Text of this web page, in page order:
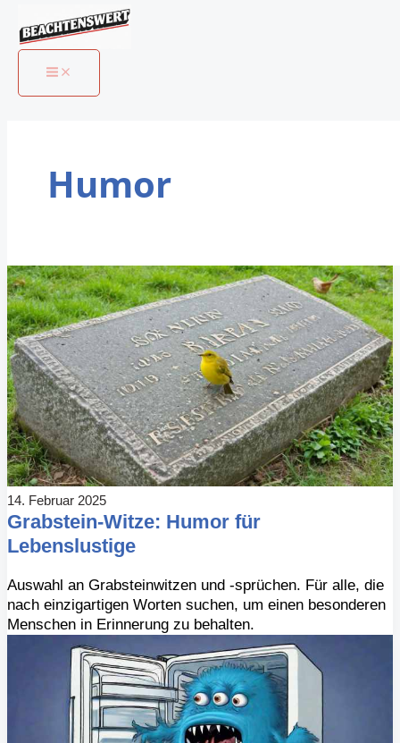
Humor
14. Februar 2025
Grabstein-Witze: Humor für
Lebenslustige
Auswahl an Grabsteinwitzen und -sprüchen. Für alle, die
nach einzigartigen Worten suchen, um einen besonderen
Menschen in Erinnerung zu behalten.